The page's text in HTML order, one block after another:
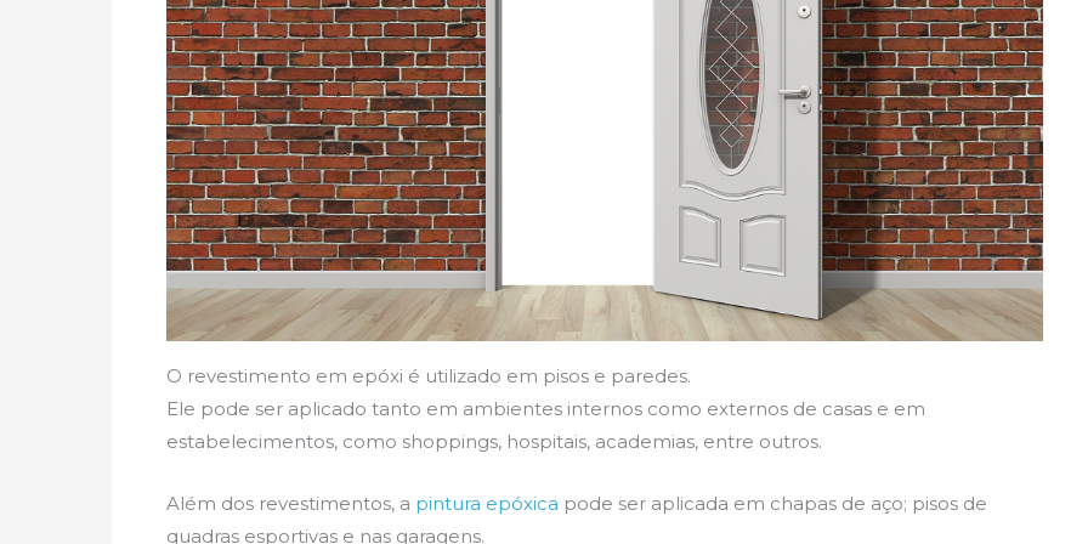
O revestimento em epóxi é utilizado em pisos e paredes.
Ele pode ser aplicado tanto em ambientes internos como externos de casas e em
estabelecimentos, como shoppings, hospitais, academias, entre outros.
Além dos revestimentos, a pintura epóxica pode ser aplicada em chapas de aço; pisos de
quadras esportivas e nas garagens.